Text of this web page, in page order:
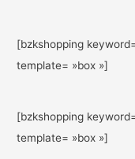
[bzkshopping
template= »box »]
[bzkshopping
template= »box »]